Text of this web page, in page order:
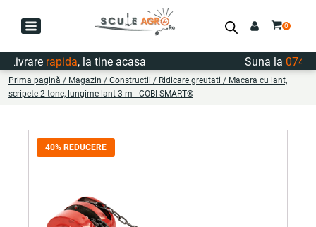
rapida, la tine acasa Suna la
Prima pagină / Magazin / Constructii / Ridicare greutati / Macara cu lant,
scripete 2 tone, lungime lant 3 m - COBI SMART®
40% REDUCERE